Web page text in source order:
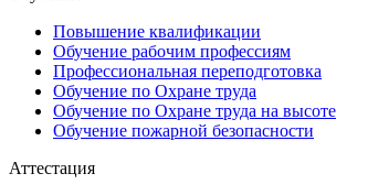
Повышение квалификации
Обучение рабочим профессиям
Профессиональная переподготовка
Обучение по Охране труда
Обучение по Охране труда на высоте
Обучение пожарной безопасности
Аттестация